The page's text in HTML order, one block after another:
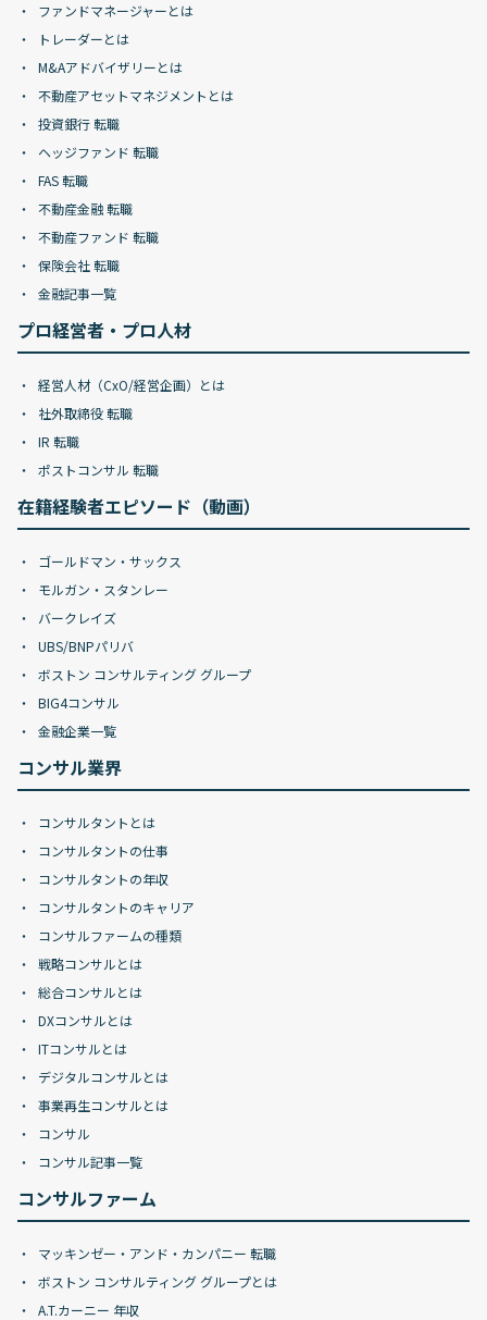
ファンドマネージャーとは
トレーダーとは
M&Aアドバイザリーとは
不動産アセットマネジメントとは
投資銀行 転職
ヘッジファンド 転職
FAS 転職
不動産金融 転職
不動産ファンド 転職
保険会社 転職
金融記事一覧
プロ経営者・プロ人材
経営人材（CxO/経営企画）とは
社外取締役 転職
IR 転職
ポストコンサル 転職
在籍経験者エピソード（動画）
ゴールドマン・サックス
モルガン・スタンレー
バークレイズ
UBS/BNPパリバ
ボストン コンサルティング グループ
BIG4コンサル
金融企業一覧
コンサル業界
コンサルタントとは
コンサルタントの仕事
コンサルタントの年収
コンサルタントのキャリア
コンサルファームの種類
戦略コンサルとは
総合コンサルとは
DXコンサルとは
ITコンサルとは
デジタルコンサルとは
事業再生コンサルとは
コンサル
コンサル記事一覧
コンサルファーム
マッキンゼー・アンド・カンパニー 転職
ボストン コンサルティング グループとは
A.T.カーニー 年収